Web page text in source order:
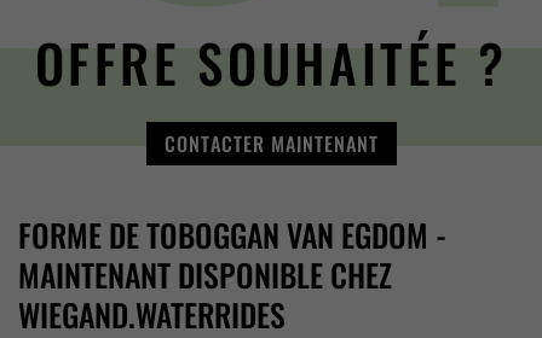
OFFRE SOUHAITÉE ?
CONTACTER MAINTENANT
FORME DE TOBOGGAN VAN EGDOM -
MAINTENANT DISPONIBLE CHEZ
WIEGAND.WATERRIDES